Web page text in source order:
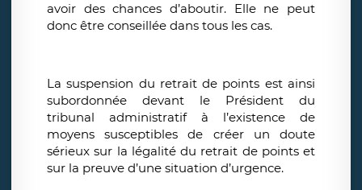
avoir des chances d’aboutir. Elle ne peut
donc être conseillée dans tous les cas.
La suspension du retrait de points est ainsi
subordonnée devant le Président du
tribunal administratif à l’existence de
moyens susceptibles de créer un doute
sérieux sur la légalité du retrait de points et
sur la preuve d’une situation d’urgence.